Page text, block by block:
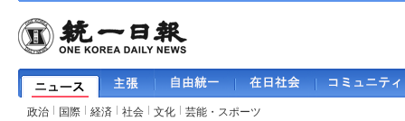
政治 国際 経済 社会 文化 芸能・スポーツ